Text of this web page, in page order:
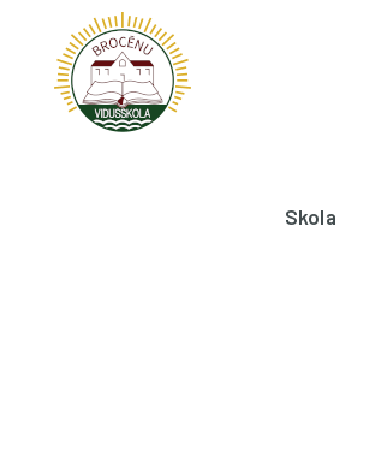
Skola